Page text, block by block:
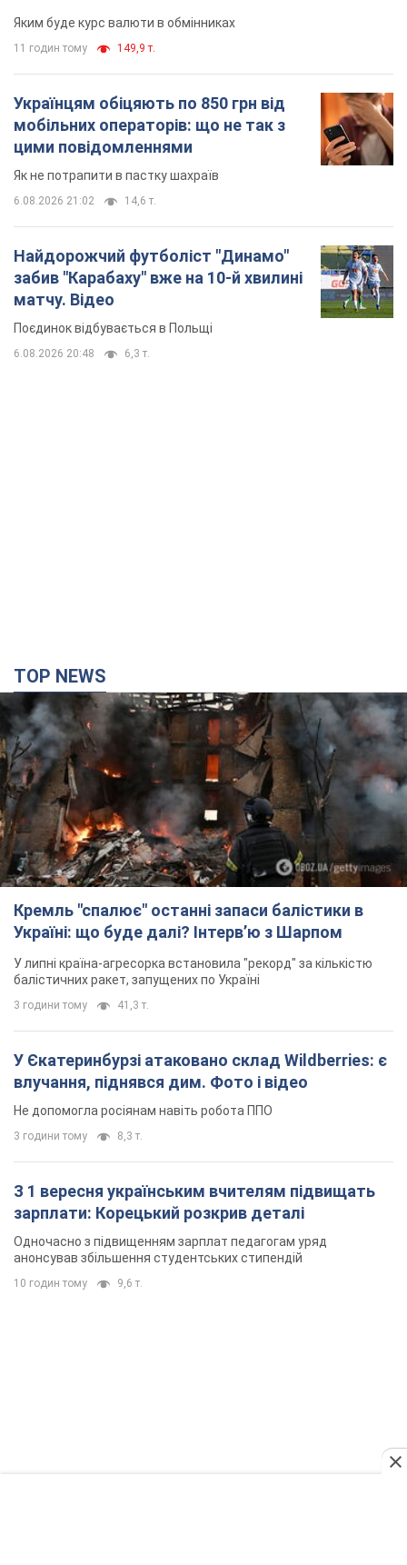
Яким буде курс валюти в обмінниках
11 годин тому 149,9 т.
Українцям обіцяють по 850 грн від
мобільних операторів: що не так з
цими повідомленнями
Як не потрапити в пастку шахраїв
6.08.2026 21:02 14,6 т.
Найдорожчий футболіст "Динамо"
забив "Карабаху" вже на 10-й хвилині
матчу. Відео
Поєдинок відбувається в Польщі
6.08.2026 20:48 6,3 т.
TOP NEWS
Кремль "спалює" останні запаси балістики в
Україні: що буде далі? Інтерв’ю з Шарпом
У липні країна-агресорка встановила "рекорд" за кількістю
балістичних ракет, запущених по Україні
3 години тому 41,3 т.
У Єкатеринбурзі атаковано склад Wildberries: є
влучання, піднявся дим. Фото і відео
Не допомогла росіянам навіть робота ППО
3 години тому 8,3 т.
З 1 вересня українським вчителям підвищать
зарплати: Корецький розкрив деталі
Одночасно з підвищенням зарплат педагогам уряд
анонсував збільшення студентських стипендій
10 годин тому 9,6 т.